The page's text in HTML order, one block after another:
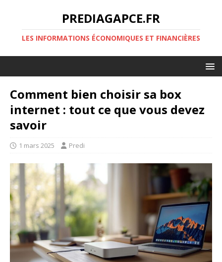
PREDIAGAPCE.FR
LES INFORMATIONS ÉCONOMIQUES ET FINANCIÈRES
Comment bien choisir sa box
internet : tout ce que vous devez
savoir
1 mars 2025 Predi